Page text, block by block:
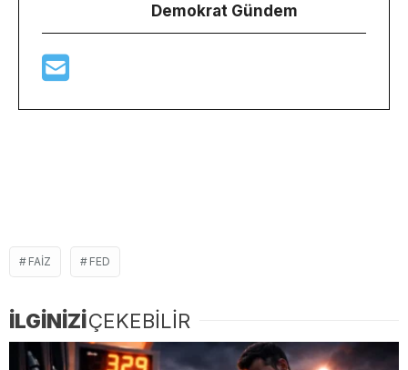
Demokrat Gündem
FAIZ FED
İLGİNİZİÇEKEBİLİR